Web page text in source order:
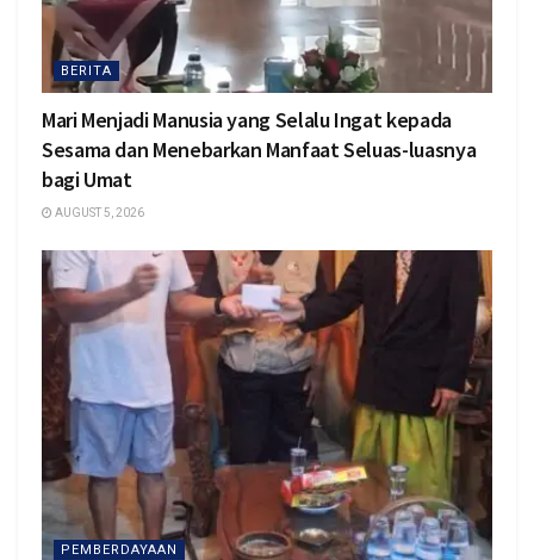
BERITA
Mari Menjadi Manusia yang Selalu Ingat kepada
Sesama dan Menebarkan Manfaat Seluas-luasnya
bagi Umat
AUGUST 5, 2026
PEMBERDAYAAN